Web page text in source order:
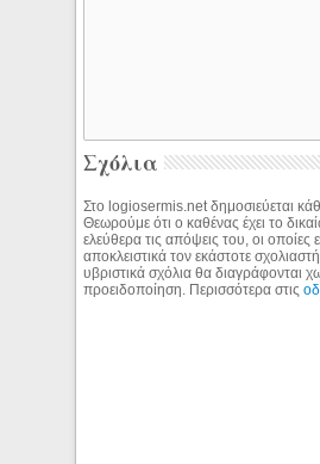
Σχόλια
Στο logiosermis.net δημοσιεύεται
Θεωρούμε ότι ο καθένας έχει το
ελεύθερα τις απόψεις του, οι οποίες
αποκλειστικά τον εκάστοτε
υβριστικά σχόλια θα διαγράφονται
προειδοποίηση. Περισσότερα στις